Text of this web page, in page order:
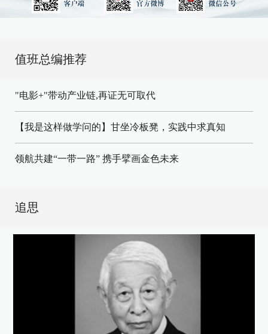
值班总编推荐
"电影+"带动产业链,再证无可取代
【我是这样做学问的】甘坐冷板凳，实践中求真知
领航共建“一带一路” 携手擘画金色未来
追思